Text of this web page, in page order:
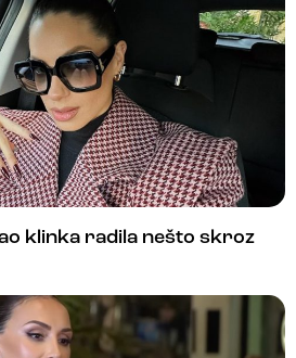
klinka radila nešto skroz